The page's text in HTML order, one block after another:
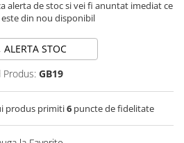
alerta de stoc si vei fi anuntat imediat ce
din nou disponibil
ALERTA STOC
Produs: GB19
produs primiti6 puncte de fidelitate